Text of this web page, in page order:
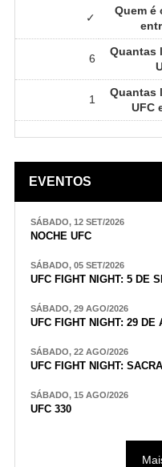
✓
Quem é
6
Quantas
1
Quantas
UFC
EVENTOS
SÁBADO, 12 SET/2026
NOCHE UFC
SÁBADO, 05 SET/2026
UFC FIGHT NIGHT: 5 DE
SÁBADO, 29 AGO/2026
UFC FIGHT NIGHT: 29 DE
SÁBADO, 22 AGO/2026
UFC FIGHT NIGHT:
SÁBADO, 15 AGO/2026
UFC 330